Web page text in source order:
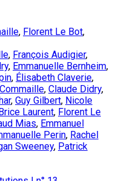
, Florent Le Bot,
, François Audigier,
, Emmanuelle Bernheim,
, Élisabeth Claverie,
, Claude Didry,
, Guy Gilbert, Nicole
Laurent, Florent Le
Mias, Emmanuel
Perin, Rachel
Sweeney, Patrick